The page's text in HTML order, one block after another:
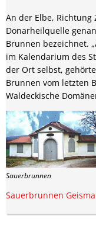
An der Elbe, Richtung
Donarheilquelle
Brunnen bezeichnet.
im Kalendarium des
der Ort selbst,
Brunnen vom letzten
Waldeckische
Sauerbrunnen
Sauerbrunnen